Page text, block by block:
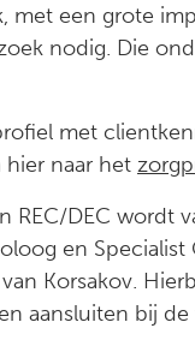
met een grote
nodig. Die
met
hier naar het
REC/DEC wordt
en
Korsakov.
aansluiten bij de